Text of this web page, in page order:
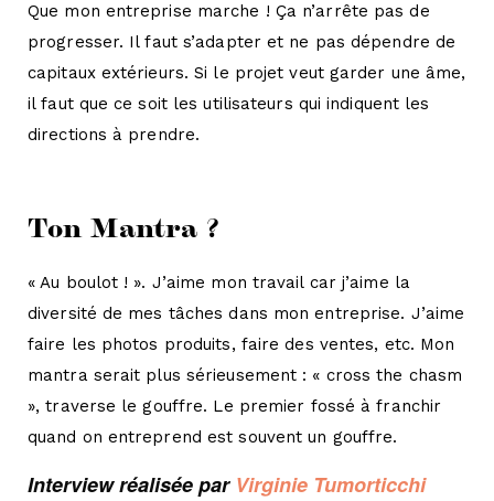
Que mon entreprise marche ! Ça n’arrête pas de
progresser. Il faut s’adapter et ne pas dépendre de
capitaux extérieurs. Si le projet veut garder une âme,
il faut que ce soit les utilisateurs qui indiquent les
directions à prendre.
Ton Mantra ?
« Au boulot ! ». J’aime mon travail car j’aime la
diversité de mes tâches dans mon entreprise. J’aime
faire les photos produits, faire des ventes, etc. Mon
mantra serait plus sérieusement : « cross the chasm
», traverse le gouffre. Le premier fossé à franchir
quand on entreprend est souvent un gouffre.
Interview réalisée par Virginie Tumorticchi